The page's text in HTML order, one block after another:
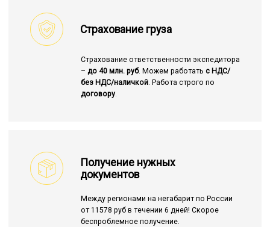
Страхование груза
Страхование ответственности экспедитора
– до 40 млн. руб. Можем работать с НДС/
без НДС/наличкой. Работа строго по
договору.
Получение нужных
документов
Между регионами на негабарит по России
от 11578 руб в течении 6 дней! Скорое
беспроблемное получение.